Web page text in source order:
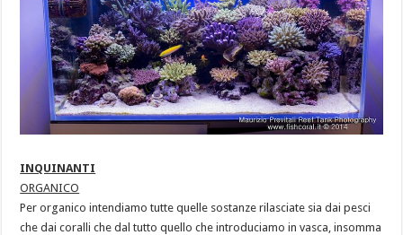
INQUINANTI
ORGANICO
Per organico intendiamo tutte quelle sostanze rilasciate sia dai pesci
che dai coralli che dal tutto quello che introduciamo in vasca, insomma